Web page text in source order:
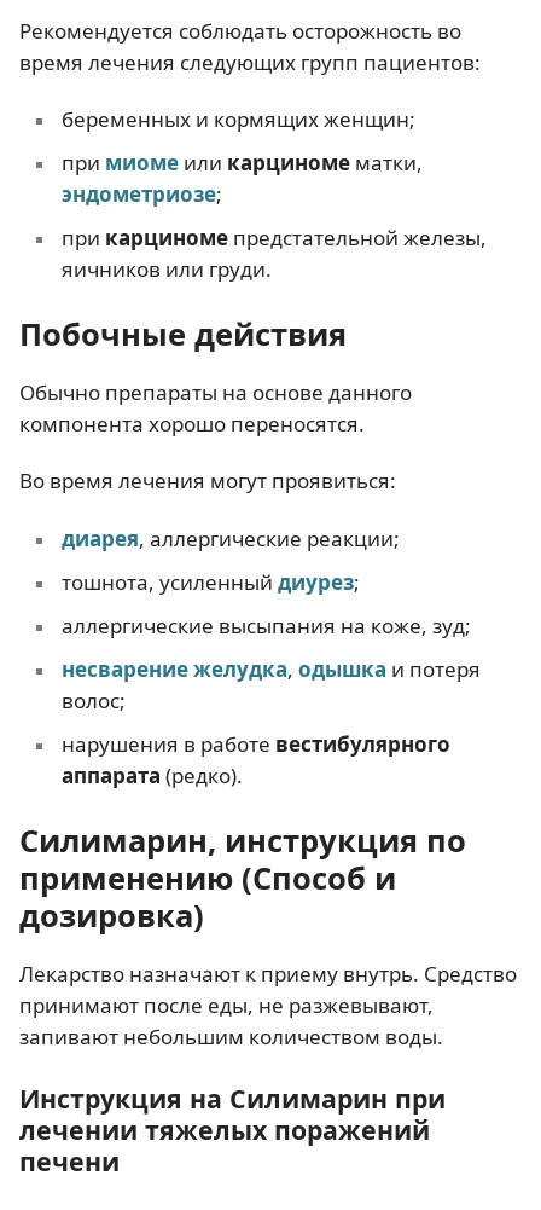
Рекомендуется соблюдать осторожность во
время лечения следующих групп пациентов:
беременных и кормящих женщин;
при миомеили карциноме матки,
эндометриозе;
при карциноме предстательной железы,
яичников или груди.
Побочные действия
Обычно препараты на основе данного
компонента хорошо переносятся.
Во время лечения могут проявиться:
диарея, аллергические реакции;
тошнота, усиленный диурез;
аллергические высыпания на коже, зуд;
несварение желудка, одышка и потеря
волос;
нарушения в работе вестибулярного
аппарата (редко).
Силимарин, инструкция по
применению (Способ и
дозировка)
Лекарство назначают к приему внутрь. Средство
принимают после еды, не разжевывают,
запивают небольшим количеством воды.
Инструкция на Силимарин при
лечении тяжелых поражений
печени